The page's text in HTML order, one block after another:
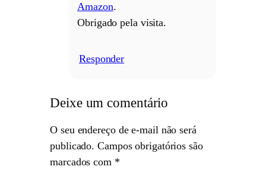
Amazon.
Obrigado pela visita.
Responder
Deixe um comentário
O seu endereço de e-mail não será
publicado. Campos obrigatórios são
marcados com *